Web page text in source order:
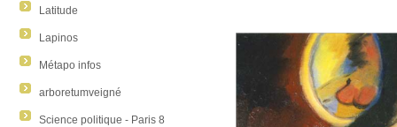
Latitude
Lapinos
Métapo infos
arboretumveigné
Science politique - Paris 8